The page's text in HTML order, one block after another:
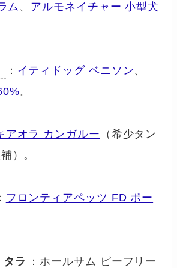
ム 、 アルモネイチャー 小型犬
： イティドッグ ベニソン、
。
アオラ カンガルー （希少タン
）。
： フロンティアペッツ FD ポー
ラ
：ホールサム ピーフリー